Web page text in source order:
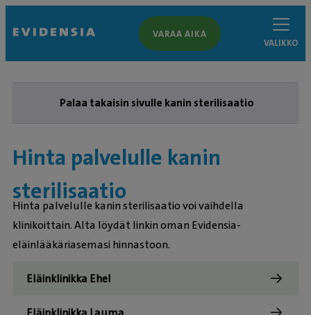
VARAA AIKA
VALIKKO
Palaa takaisin sivulle kanin sterilisaatio
Hinta palvelulle kanin
sterilisaatio
Hinta palvelulle kanin sterilisaatio voi vaihdella
klinikoittain. Alta löydät linkin oman Evidensia-
eläinlääkäriasemasi hinnastoon.
Eläinklinikka Ehel